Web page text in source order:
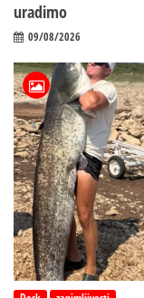
uradimo
09/08/2026